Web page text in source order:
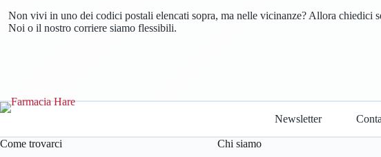
Non vivi in uno dei codici postali elencati sopra, ma nelle vicinanze? Allora chiedici
Noi o il nostro corriere siamo flessibili.
Newsletter
Come trovarci Chi siamo